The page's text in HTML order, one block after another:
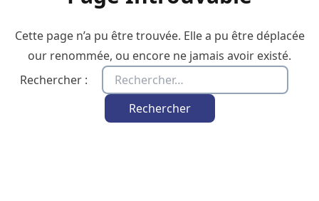
Cette page n’a pu être trouvée. Elle a pu être déplacée
our renommée, ou encore ne jamais avoir existé.
Rechercher :